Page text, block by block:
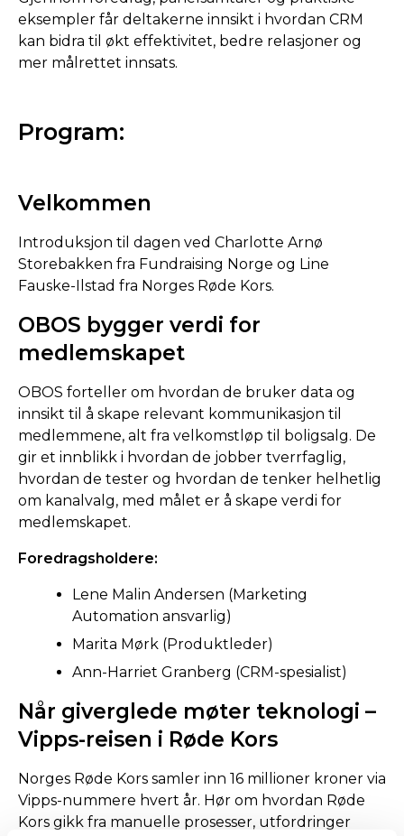
eksempler får deltakerne innsikt i hvordan CRM
kan bidra til økt effektivitet, bedre relasjoner og
mer målrettet innsats.
Program:
Velkommen
Introduksjon til dagen ved Charlotte Arnø
Storebakken fra Fundraising Norge og Line
Fauske-Ilstad fra Norges Røde Kors.
OBOS bygger verdi for
medlemskapet
OBOS forteller om hvordan de bruker data og
innsikt til å skape relevant kommunikasjon til
medlemmene, alt fra velkomstløp til boligsalg. De
gir et innblikk i hvordan de jobber tverrfaglig,
hvordan de tester og hvordan de tenker helhetlig
om kanalvalg, med målet er å skape verdi for
medlemskapet.
Foredragsholdere:
Lene Malin Andersen (Marketing
Automation ansvarlig)
Marita Mørk (Produktleder)
Ann-Harriet Granberg (CRM-spesialist)
Når giverglede møter teknologi –
Vipps-reisen i Røde Kors
Norges Røde Kors samler inn 16 millioner kroner via
Vipps-nummere hvert år. Hør om hvordan Røde
Kors gikk fra manuelle prosesser, utfordringer